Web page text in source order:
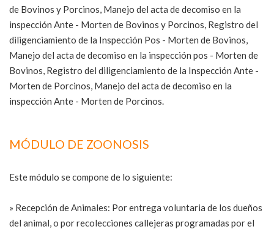
de Bovinos y Porcinos, Manejo del acta de decomiso en la
inspección Ante - Morten de Bovinos y Porcinos, Registro del
diligenciamiento de la Inspección Pos - Morten de Bovinos,
Manejo del acta de decomiso en la inspección pos - Morten de
Bovinos, Registro del diligenciamiento de la Inspección Ante -
Morten de Porcinos, Manejo del acta de decomiso en la
inspección Ante - Morten de Porcinos.
MÓDULO DE ZOONOSIS
Este módulo se compone de lo siguiente:
» Recepción de Animales: Por entrega voluntaria de los dueños
del animal, o por recolecciones callejeras programadas por el